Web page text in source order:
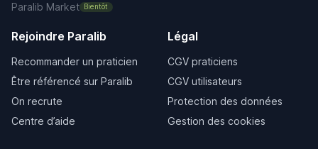
Paralib Market Bientôt
Rejoindre Paralib
Recommander un praticien
Être référencé sur Paralib
On recrute
Centre d’aide
Légal
CGV praticiens
CGV utilisateurs
Protection des données
Gestion des cookies